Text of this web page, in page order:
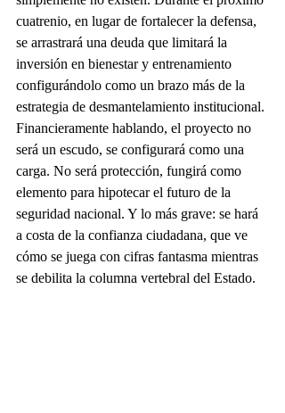
cuatrenio, en lugar de fortalecer la defensa,
se arrastrará una deuda que limitará la
inversión en bienestar y entrenamiento
configurándolo como un brazo más de la
estrategia de desmantelamiento institucional.
Financieramente hablando, el proyecto no
será un escudo, se configurará como una
carga. No será protección, fungirá como
elemento para hipotecar el futuro de la
seguridad nacional. Y lo más grave: se hará
a costa de la confianza ciudadana, que ve
cómo se juega con cifras fantasma mientras
se debilita la columna vertebral del Estado.